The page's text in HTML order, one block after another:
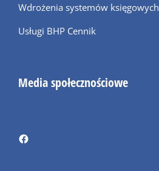
Wdrożenia systemów księgowych
Usługi BHP Cennik
Media społecznościowe